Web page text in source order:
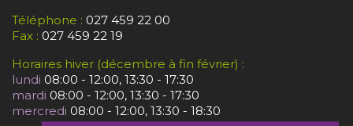
Téléphone : 027 459 22 00
Fax : 027 459 22 19
Horaires hiver (décembre à fin février) :
lundi 08:00 - 12:00, 13:30 - 17:30
mardi 08:00 - 12:00, 13:30 - 17:30
mercredi 08:00 - 12:00, 13:30 - 18:30